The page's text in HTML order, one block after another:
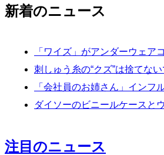
新着のニュース
「ワイズ」がアンダーウェ
刺しゅう糸の“クズ”は捨てな
「会社員のお姉さん」イン
ダイソーのビニールケースと
注目のニュース